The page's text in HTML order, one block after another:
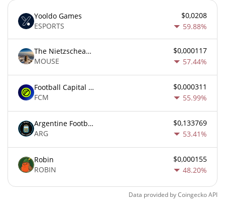
Yooldo Games
ESPORTS
$0,0208
59.88%
The Nietzschean Mouse
MOUSE
$0,000117
57.44%
Football Capital Markets
FCM
$0,000311
55.99%
Argentine Football Association Fan Token
ARG
$0,133769
53.41%
Robin
ROBIN
$0,000155
48.20%
Data provided byCoingeckoAPI